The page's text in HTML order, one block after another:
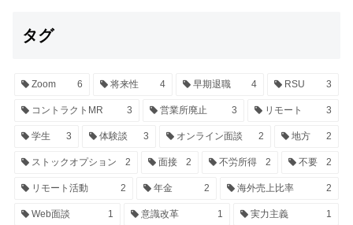
タグ
Zoom 6 将来性 4 早期退職 4 RSU 3
コントラクトMR 3 営業所廃止 3 リモート 3
学生 3 体験談 3 オンライン面談 2 地方 2
ストックオプション 2 面接 2 不労所得 2 不要 2
リモート活動 2 年金 2 海外売上比率 2
Web面談 1 意識改革 1 実力主義 1